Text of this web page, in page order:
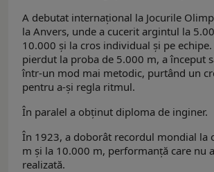
A debutat internațional la Jocurile
la Anvers, unde a cucerit argintul la
10.000 și la cros individual și pe echipe.
pierdut la proba de 5.000 m, a început
într-un mod mai metodic, purtând un
pentru a-și regla ritmul.
În paralel a obținut diploma de inginer.
În 1923, a doborât recordul mondial la
m și la 10.000 m, performanță care nu
realizată.